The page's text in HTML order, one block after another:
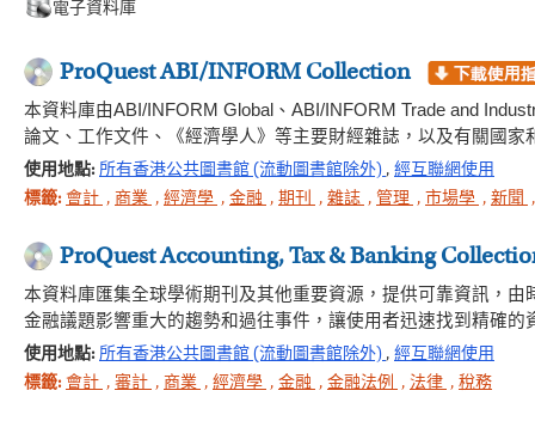
電子資料庫
ProQuest ABI/INFORM Collection
本資料庫由ABI/INFORM Global、ABI/INFORM Trade and
論文、工作文件、《經濟學人》等主要財經雜誌，以及有關國家
使用地點: 所有香港公共圖書館 (流動圖書館除外) , 經互聯網使用
標籤: 會計 , 商業 , 經濟學 , 金融 , 期刊 , 雜誌 , 管理 , 市場學 , 新聞
ProQuest Accounting, Tax & Banking
本資料庫匯集全球學術期刊及其他重要資源，提供可靠資訊，
金融議題影響重大的趨勢和過往事件，讓使用者迅速找到精確的
使用地點: 所有香港公共圖書館 (流動圖書館除外) , 經互聯網使用
標籤: 會計 , 審計 , 商業 , 經濟學 , 金融 , 金融法例 , 法律 , 稅務